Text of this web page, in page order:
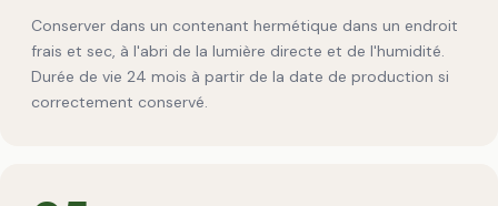
Conserver dans un contenant hermétique dans un endroit
frais et sec, à l'abri de la lumière directe et de l'humidité.
Durée de vie 24 mois à partir de la date de production si
correctement conservé.